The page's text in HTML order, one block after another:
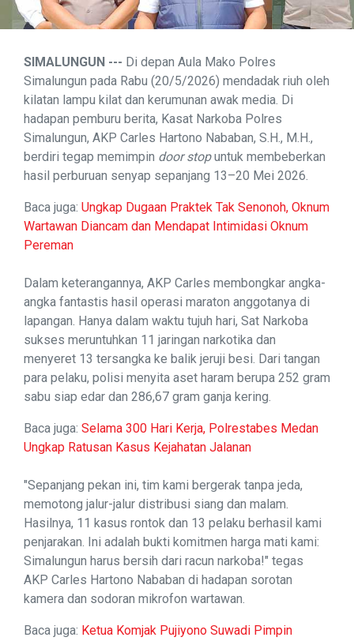
SIMALUNGUN --- Di depan Aula Mako Polres
Simalungun pada Rabu (20/5/2026) mendadak riuh oleh
kilatan lampu kilat dan kerumunan awak media. Di
hadapan pemburu berita, Kasat Narkoba Polres
Simalungun, AKP Carles Hartono Nababan, S.H., M.H.,
berdiri tegap memimpin door stopuntuk membeberkan
hasil perburuan senyap sepanjang 13–20 Mei 2026.
Baca juga: Ungkap Dugaan Praktek Tak Senonoh, Oknum
Wartawan Diancam dan Mendapat Intimidasi Oknum
Pereman
Dalam keterangannya, AKP Carles membongkar angka-
angka fantastis hasil operasi maraton anggotanya di
lapangan. Hanya dalam waktu tujuh hari, Sat Narkoba
sukses meruntuhkan 11 jaringan narkotika dan
menyeret 13 tersangka ke balik jeruji besi. Dari tangan
para pelaku, polisi menyita aset haram berupa 252 gram
sabu siap edar dan 286,67 gram ganja kering.
Baca juga: Selama 300 Hari Kerja, Polrestabes Medan
Ungkap Ratusan Kasus Kejahatan Jalanan
"Sepanjang pekan ini, tim kami bergerak tanpa jeda,
memotong jalur-jalur distribusi siang dan malam.
Hasilnya, 11 kasus rontok dan 13 pelaku berhasil kami
penjarakan. Ini adalah bukti komitmen harga mati kami:
Simalungun harus bersih dari racun narkoba!" tegas
AKP Carles Hartono Nababan di hadapan sorotan
kamera dan sodoran mikrofon wartawan.
Baca juga: Ketua Komjak Pujiyono Suwadi Pimpin